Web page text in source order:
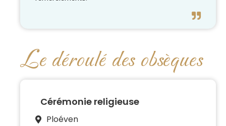
Le déroulé des obsèques
Cérémonie religieuse
Ploéven